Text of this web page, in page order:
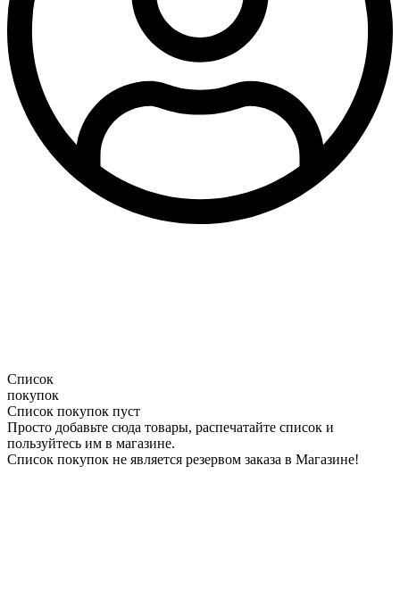
Список
покупок
Список покупок пуст
Просто добавьте сюда товары, распечатайте список и
пользуйтесь им в магазине.
Список покупок не является резервом заказа в Магазине!